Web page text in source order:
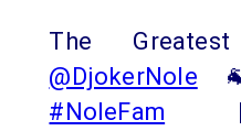
The
@DjokerNole
#NoleFam